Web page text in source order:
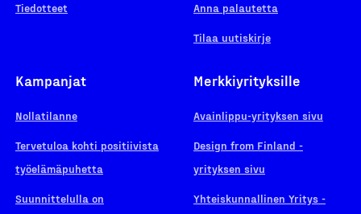
Tiedotteet Anna palautetta
Tilaa uutiskirje
Kampanjat
Nollatilanne
Tervetuloa kohti positiivista
työelämäpuhetta
Suunnittelulla on
Merkkiyrityksille
Avainlippu-yrityksen sivu
Design from Finland -
yrityksen sivu
Yhteiskunnallinen Yritys -